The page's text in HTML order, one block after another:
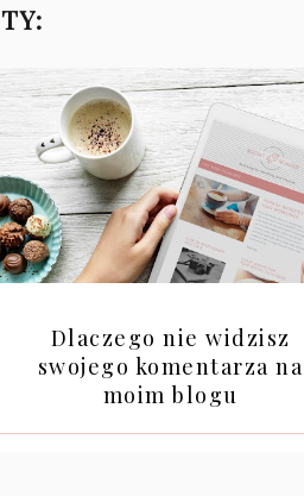
Dlaczego nie widzisz
swojego komentarza na
moim blogu